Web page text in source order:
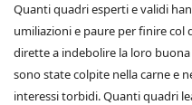
Quanti quadri esperti e validi
umiliazioni e paure per finire
dirette a indebolire la loro
sono state colpite nella carne e
interessi torbidi. Quanti quadri